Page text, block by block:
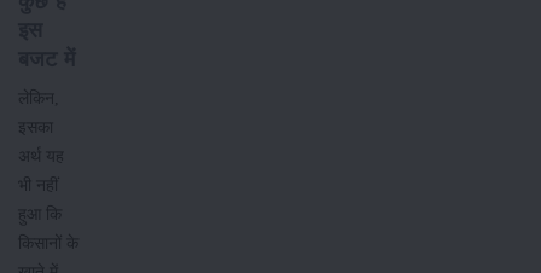
लेकिन,
इसका
अर्थ यह
भी नहीं
हुआ कि
किसानों के